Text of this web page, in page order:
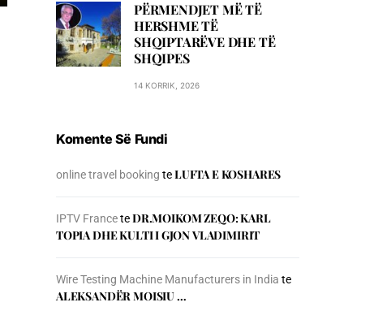
PËRMENDJET MË TË
HERSHME TË
SHQIPTARËVE DHE TË
SHQIPES
14 KORRIK, 2026
Komente Së Fundi
online travel booking teLUFTA E KOSHARES
IPTV FranceteDR.MOIKOM ZEQO: KARL
TOPIA DHE KULTI I GJON VLADIMIRIT
Wire Testing Machine Manufacturers in India te
ALEKSANDËR MOISIU …